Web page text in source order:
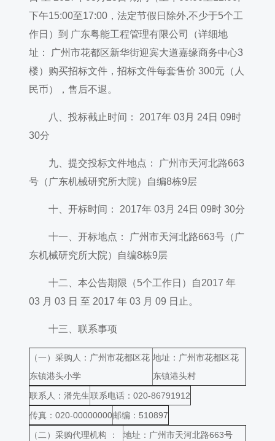
下午15:00至17:00，法定节假日除外,不少于5个工
作日）到 广东粤能工程管理有限公司（详细地
址： 广州市花都区新华街迎宾大道嘉缘商务中心3
楼）购买招标文件，招标文件每套售价 300元（人
民币），售后不退。
八、投标截止时间： 2017年 03月 24日 09时
30分
九、提交投标文件地点： 广州市天河北路663
号（广东机械研究所大院）自编8栋9层
十、开标时间： 2017年 03月 24日 09时 30分
十一、开标地点： 广州市天河北路663号（广
东机械研究所大院）自编8栋9层
十二、本公告期限（5个工作日）自2017 年
03 月 03 日 至 2017 年 03 月 09 日止。
十三、联系事项
（一）采购人：广州市花都区花
东镇港头小学
地址：广州市花都区花
东镇港头村
联系人：潘先生联系电话：020-86791912
传真：020-00000000邮编：510897
（二）采购代理机构 ：
地址：广州市天河北路663号